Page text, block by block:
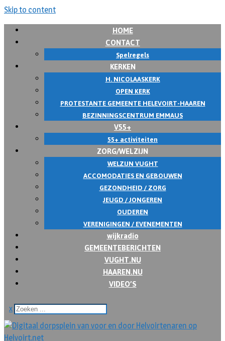
Skip to content
HOME
CONTACT
Spelregels
KERKEN
H. NICOLAASKERK
OPEN KERK
PROTESTANTE GEMEENTE HELEVOIRT-HAAREN
BEZINNINGSCENTRUM EMMAUS
V55+
55+ activiteiten
ZORG/WELZIJN
WELZIJN VUGHT
ACCOMODATIES EN GEBOUWEN
GEZONDHEID / ZORG
JEUGD / JONGEREN
OUDEREN
VERENIGINGEN / EVENEMENTEN
wijkradio
GEMEENTEBERICHTEN
VUGHT.NU
HAAREN.NU
VIDEO’S
x